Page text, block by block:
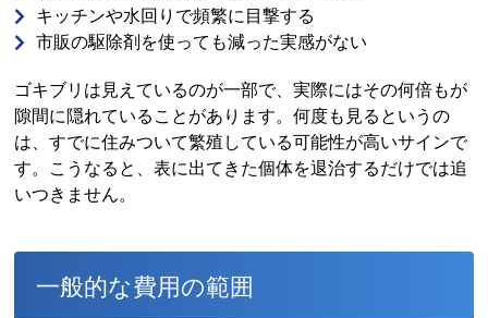
キッチンや水回りで頻繁に目撃する
市販の駆除剤を使っても減った実感がない
ゴキブリは見えているのが一部で、実際にはその何倍もが
隙間に隠れていることがあります。何度も見るというの
は、すでに住みついて繁殖している可能性が高いサインで
す。こうなると、表に出てきた個体を退治するだけでは追
いつきません。
一般的な費用の範囲